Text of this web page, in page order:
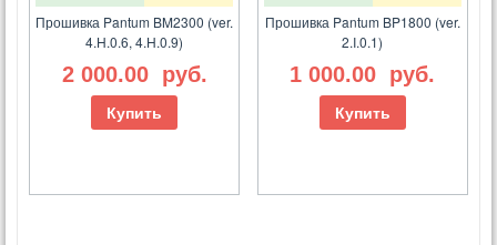
Прошивка Pantum BM2300 (ver.
4.H.0.6, 4.H.0.9)
2 000.00 руб.
Купить
Прошивка Pantum BP1800 (ver.
2.I.0.1)
1 000.00 руб.
Купить